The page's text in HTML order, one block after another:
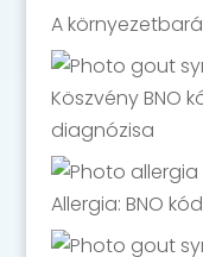
A
Köszvény BNO
diagnózisa
Allergia: BNO